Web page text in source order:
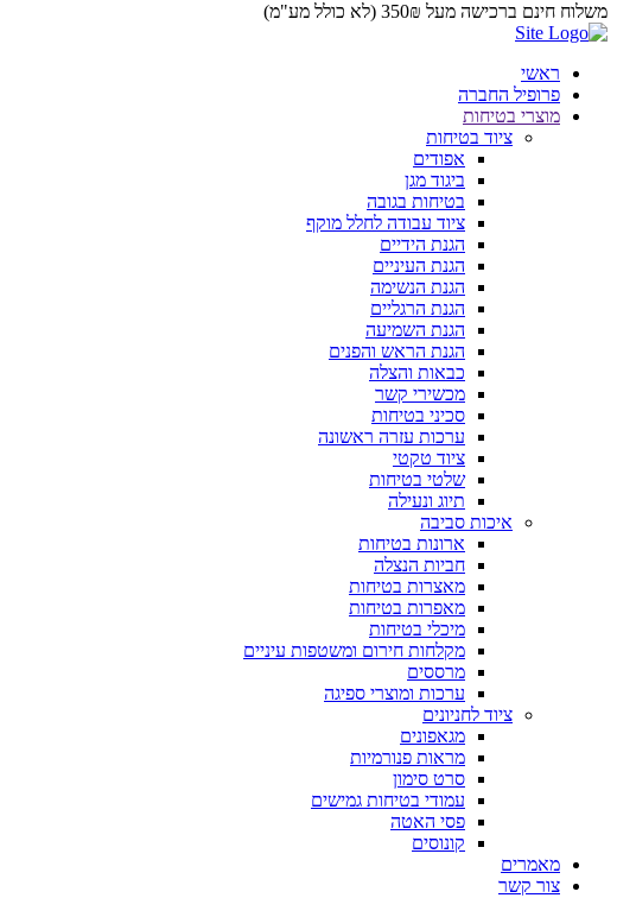
משלוח חינם ברכישה מעל 350₪ (לא כולל מע"מ)
ראשי
פרופיל החברה
מוצרי בטיחות
ציוד בטיחות
אפודים
ביגוד מגן
בטיחות בגובה
ציוד עבודה לחלל מוקף
הגנת הידיים
הגנת העיניים
הגנת הנשימה
הגנת הרגליים
הגנת השמיעה
הגנת הראש והפנים
כבאות והצלה
מכשירי קשר
סכיני בטיחות
ערכות עזרה ראשונה
ציוד טקטי
שלטי בטיחות
תיוג ונעילה
איכות סביבה
ארונות בטיחות
חביות הנצלה
מאצרות בטיחות
מאפרות בטיחות
מיכלי בטיחות
מקלחות חירום ומשטפות עיניים
מרססים
ערכות ומוצרי ספיגה
ציוד לחניונים
מגאפונים
מראות פנורמיות
סרט סימון
עמודי בטיחות גמישים
פסי האטה
קונוסים
מאמרים
צור קשר